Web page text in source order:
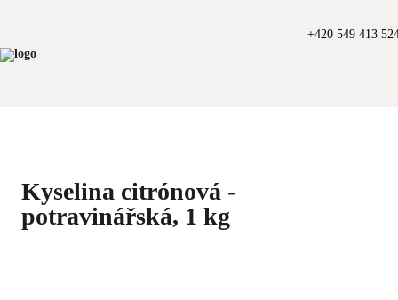
+420 549 413
Kyselina citrónová -
potravinářská, 1 kg